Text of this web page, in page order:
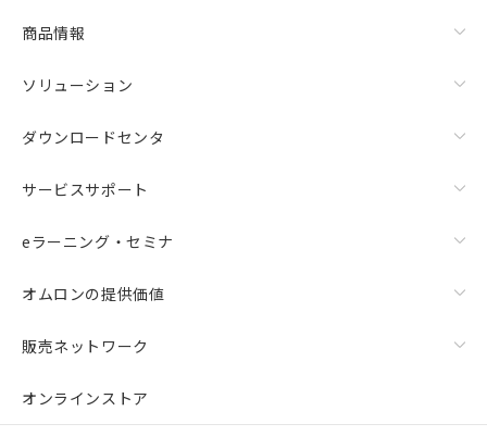
商品情報
ソリューション
ダウンロードセンタ
サービスサポート
eラーニング・セミナ
オムロンの提供価値
販売ネットワーク
オンラインストア